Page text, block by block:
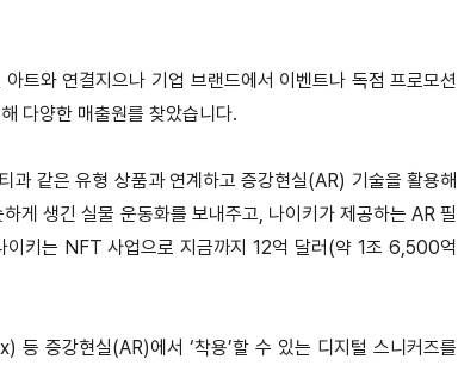
와 연결지으나 기업 브랜드에서 이벤트나 독점 프로모션
다양한 매출원를 찾았습니다.
같은 유형 상품과 연계하고 증강현실(AR) 기술을 활용해
게 생긴 실물 운동화를 보내주고, 나이키가 제공하는 AR 필
키는 NFT 사업으로 지금까지 12억 달러(약 1조 6,500억
증강현실(AR)에서 ‘착용’할 수 있는 디지털 스니커즈를